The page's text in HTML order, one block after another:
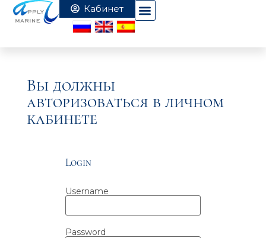
Вы должны
авторизоваться в личном
кабинете
Login
Username
Password